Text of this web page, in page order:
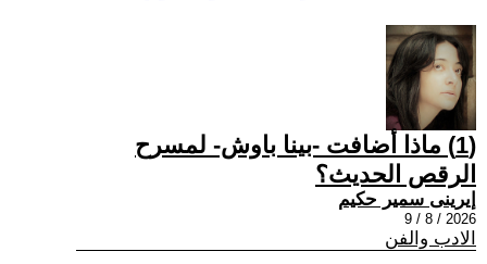
(1) ماذا أضافت -بينا باوش- لمسرح
الرقص الحديث؟
إيرينى سمير حكيم
2026 / 8 / 9
الادب والفن